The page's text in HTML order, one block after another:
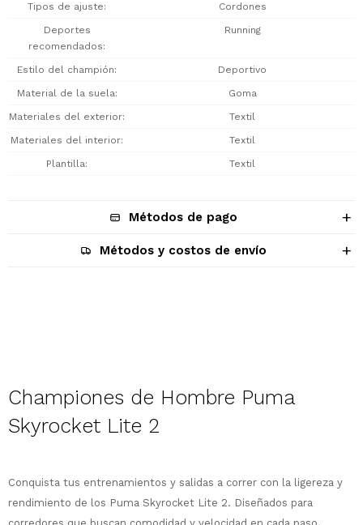
Tipos de ajuste Cordones
Deportes
recomendados
Running
Estilo del champión Deportivo
Material de la suela Goma
Materiales del exterior Textil
Materiales del interior Textil
Plantilla Textil
Métodos de pago
Métodos y costos de envío
Championes de Hombre Puma
Skyrocket Lite 2
Conquista tus entrenamientos y salidas a correr con la ligereza y
rendimiento de los Puma Skyrocket Lite 2. Diseñados para
¡Sumate a la forma más ágil de
comprar!
Comprá en 3 cuotas sin recargo o hasta